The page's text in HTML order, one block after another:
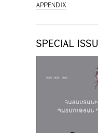
APPENDIX
SPECIAL